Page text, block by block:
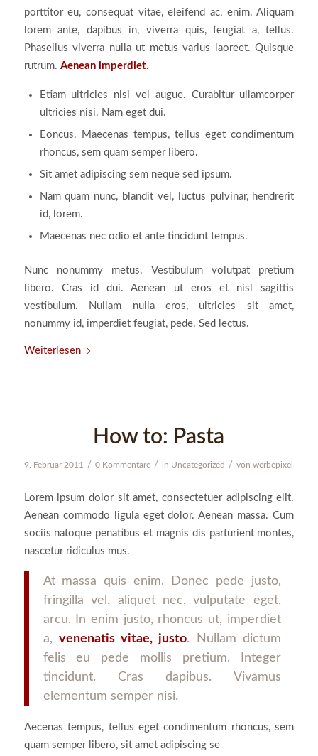
porttitor eu, consequat vitae, eleifend ac, enim. Aliquam
lorem ante, dapibus in, viverra quis, feugiat a, tellus.
Phasellus viverra nulla ut metus varius laoreet. Quisque
rutrum. Aenean imperdiet.
Etiam ultricies nisi vel augue. Curabitur ullamcorper
ultricies nisi. Nam eget dui.
Eoncus. Maecenas tempus, tellus eget condimentum
rhoncus, sem quam semper libero.
Sit amet adipiscing sem neque sed ipsum.
Nam quam nunc, blandit vel, luctus pulvinar, hendrerit
id, lorem.
Maecenas nec odio et ante tincidunt tempus.
Nunc nonummy metus. Vestibulum volutpat pretium
libero. Cras id dui. Aenean ut eros et nisl sagittis
vestibulum. Nullam nulla eros, ultricies sit amet,
nonummy id, imperdiet feugiat, pede. Sed lectus.
Weiterlesen
How to: Pasta
9. Februar 2011 / 0 Kommentare / in Uncategorized / vonwerbepixel
Lorem ipsum dolor sit amet, consectetuer adipiscing elit.
Aenean commodo ligula eget dolor. Aenean massa. Cum
sociis natoque penatibus et magnis dis parturient montes,
nascetur ridiculus mus.
At massa quis enim. Donec pede justo,
fringilla vel, aliquet nec, vulputate eget,
arcu. In enim justo, rhoncus ut, imperdiet
a, venenatis vitae, justo. Nullam dictum
felis eu pede mollis pretium. Integer
tincidunt. Cras dapibus. Vivamus
elementum semper nisi.
Aecenas tempus, tellus eget condimentum rhoncus, sem
quam semper libero, sit amet adipiscing se